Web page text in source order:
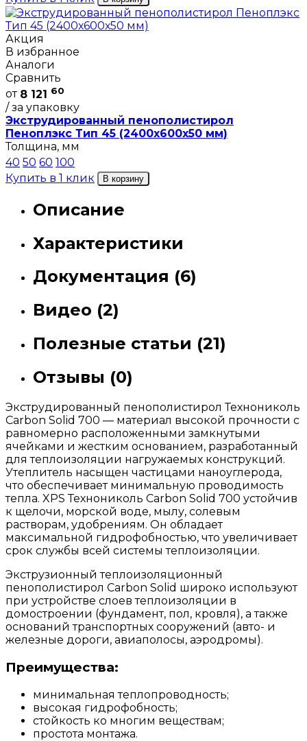
Акция
В избранное
Аналоги
Сравнить
от 8 121 60
/ за упаковку
Экструдированный пенополистирол
Пеноплэкс Тип 45 (2400х600х50 мм)
Толщина, мм
40 50 60 100
Купить в 1 клик
В корзину
Описание
Характеристики
Документация (6)
Видео (2)
Полезные статьи (21)
Отзывы (0)
Экструдированный пенополистирол Технониколь
Carbon Solid 700 — материал высокой прочности с
равномерно расположенными замкнутыми
ячейками и жестким основанием, разработанный
для теплоизоляции нагружаемых конструкций.
Утеплитель насыщен частицами наноуглерода,
что обеспечивает минимальную проводимость
тепла. XPS Технониколь Carbon Solid 700 устойчив
к щелочи, морской воде, мылу, солевым
растворам, удобрениям. Он обладает
максимальной гидрофобностью, что увеличивает
срок службы всей системы теплоизоляции.
Экструзионный теплоизоляционный
пенополистирол Carbon Solid широко используют
при устройстве слоев теплоизоляции в
домостроении (фундамент, пол, кровля), а также
оснований транспортных сооружений (авто- и
железные дороги, авиаполосы, аэродромы).
Преимущества:
минимальная теплопроводность;
высокая гидрофобность;
стойкость ко многим веществам;
простота монтажа.